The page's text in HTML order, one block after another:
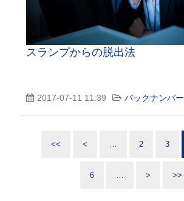
スランプからの脱出法
2017-07-11 11:39 バックナンバー
<< < … 2 3
6 … > >>